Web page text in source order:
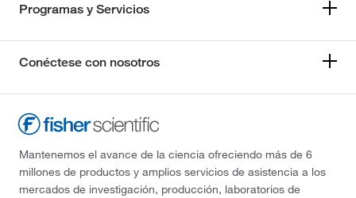
Programas y Servicios
Conéctese con nosotros
Mantenemos el avance de la ciencia ofreciendo más de 6
millones de productos y amplios servicios de asistencia a los
mercados de investigación, producción, laboratorios de